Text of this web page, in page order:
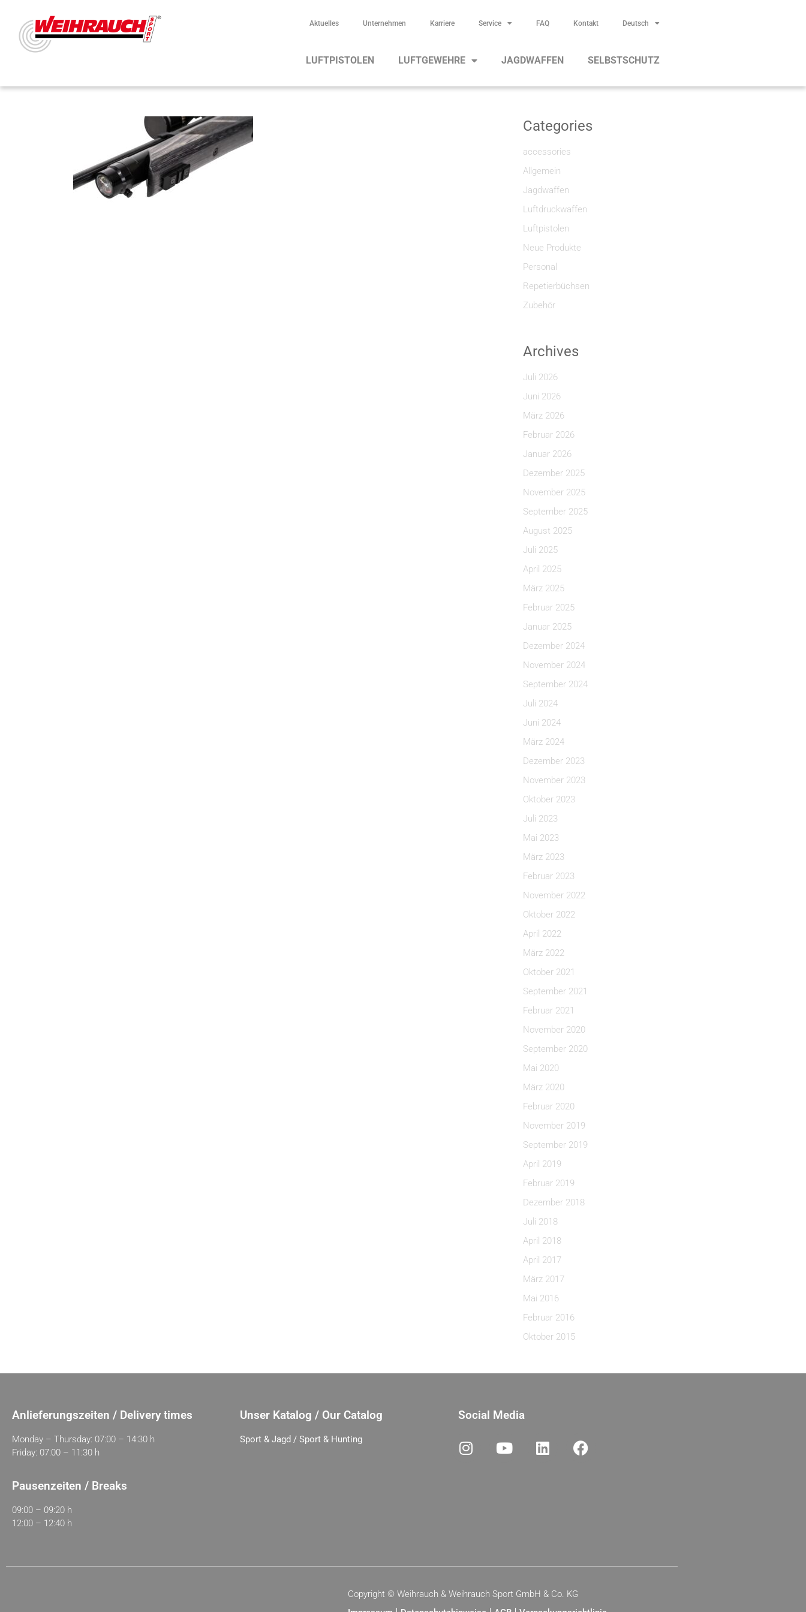
Aktuelles Unternehmen Karriere Service FAQ Kontakt Deutsch
LUFTPISTOLEN LUFTGEWEHRE JAGDWAFFEN SELBSTSCHUTZ
Categories
accessories
Allgemein
Jagdwaffen
Luftdruckwaffen
Luftpistolen
Neue Produkte
Personal
Repetierbüchsen
Zubehör
Archives
Juli 2026
Juni 2026
März 2026
Februar 2026
Januar 2026
Dezember 2025
November 2025
September 2025
August 2025
Juli 2025
April 2025
März 2025
Februar 2025
Januar 2025
Dezember 2024
November 2024
September 2024
Juli 2024
Juni 2024
März 2024
Dezember 2023
November 2023
Oktober 2023
Juli 2023
Mai 2023
März 2023
Februar 2023
November 2022
Oktober 2022
April 2022
März 2022
Oktober 2021
September 2021
Februar 2021
November 2020
September 2020
Mai 2020
März 2020
Februar 2020
November 2019
September 2019
April 2019
Februar 2019
Dezember 2018
Juli 2018
April 2018
April 2017
März 2017
Mai 2016
Februar 2016
Oktober 2015
Anlieferungszeiten / Delivery times
Monday – Thursday: 07:00 – 14:30 h
Friday: 07:00 – 11:30 h
Pausenzeiten / Breaks
09:00 – 09:20 h
12:00 – 12:40 h
Unser Katalog / Our Catalog
Sport & Jagd / Sport & Hunting
Social Media
Copyright © Weihrauch & Weihrauch Sport GmbH & Co. KG